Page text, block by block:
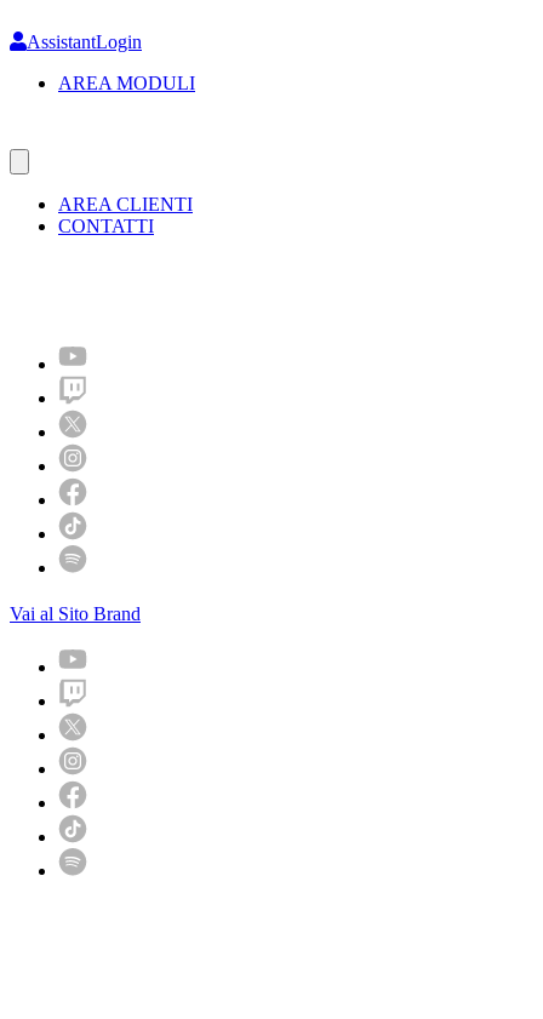
to
content
AssistantLogin
AREA MODULI
AREA CLIENTI
CONTATTI
Vai al Sito Brand